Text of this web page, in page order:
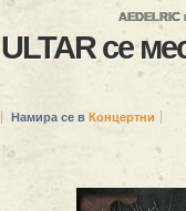
AEDELRIC
се
Намира се в Концертни